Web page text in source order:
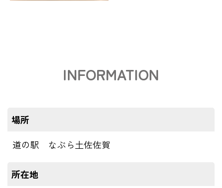
INFORMATION
場所
道の駅 なぶら土佐佐賀
所在地